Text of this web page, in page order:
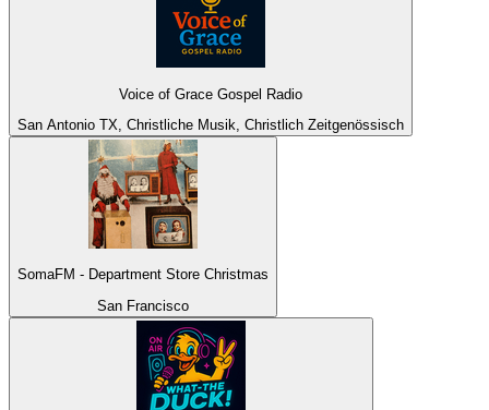
Voice of Grace Gospel Radio
San Antonio TX, Christliche Musik, Christlich Zeitgenössisch
SomaFM - Department Store Christmas
San Francisco